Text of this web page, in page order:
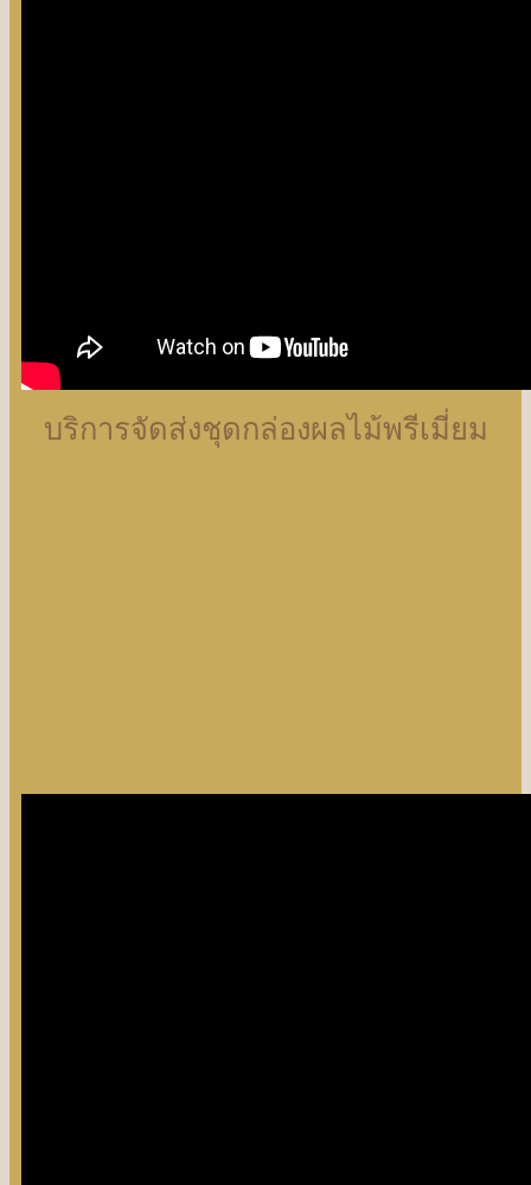
บริการจัดส่งชุดกล่องผลไม้พรีเมี่ยม